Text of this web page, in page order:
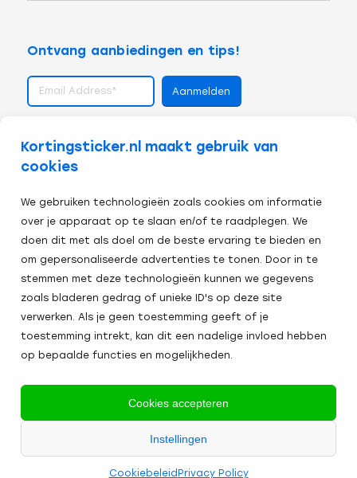
Kortingsticker.nl maakt gebruik van
cookies
We gebruiken technologieën zoals cookies om informatie
over je apparaat op te slaan en/of te raadplegen. We
doen dit met als doel om de beste ervaring te bieden en
om gepersonaliseerde advertenties te tonen. Door in te
stemmen met deze technologieën kunnen we gegevens
zoals bladeren gedrag of unieke ID's op deze site
verwerken. Als je geen toestemming geeft of je
toestemming intrekt, kan dit een nadelige invloed hebben
op bepaalde functies en mogelijkheden.
Cookies accepteren
Instellingen
Cookiebeleid Privacy Policy
Ontvang aanbiedingen en tips!
Veilig afrekenen:
Algemene Voorwaarden